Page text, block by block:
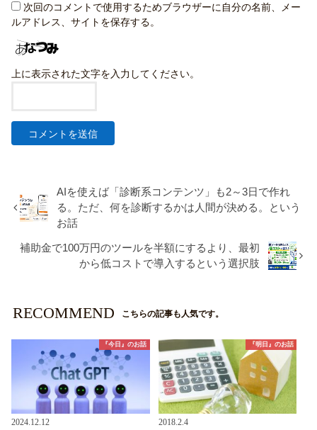
次回のコメントで使用するためブラウザーに自分の名前、メー
ルアドレス、サイトを保存する。
上に表示された文字を入力してください。
AIを使えば「診断系コンテンツ」も2～3日で作れ
る。ただ、何を診断するかは人間が決める。という
お話
補助金で100万円のツールを半額にするより、最初
から低コストで導入するという選択肢
RECOMMEND こちらの記事も人気です。
『今日』のお話
2024.12.12
『明日』のお話
2018.2.4